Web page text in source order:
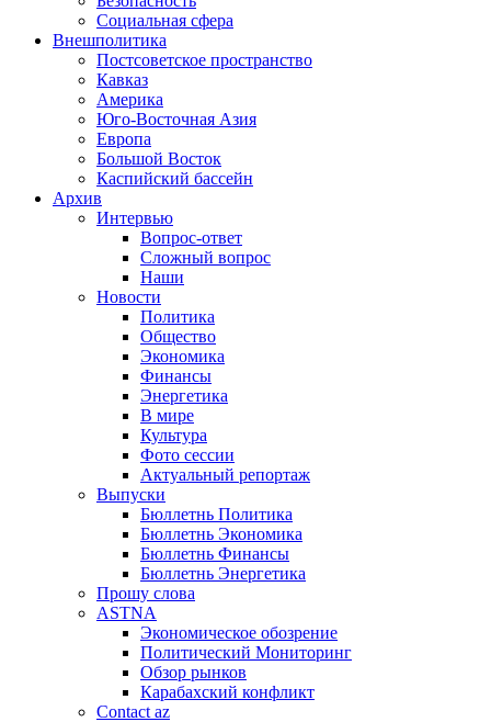
Социальная сфера
Внешполитика
Постсоветское пространство
Кавказ
Америка
Юго-Восточная Азия
Европа
Большой Восток
Каспийский бассейн
Архив
Интервью
Вопрос-ответ
Сложный вопрос
Наши
Новости
Политика
Общество
Экономика
Финансы
Энергетика
В мире
Культура
Фото сессии
Актуальный репортаж
Выпуски
Бюллетнь Политика
Бюллетнь Экономика
Бюллетнь Финансы
Бюллетнь Энергетика
Прошу слова
ASTNA
Экономическое обозрение
Политический Мониторинг
Обзор рынков
Карабахский конфликт
Contact az